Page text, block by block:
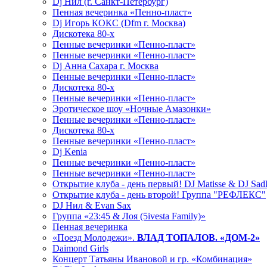
Пенная вечеринка «Пенно-пласт»
Dj Игорь КОКС (Dfm г. Москва)
Дискотека 80-х
Пенные вечеринки «Пенно-пласт»
Пенные вечеринки «Пенно-пласт»
Dj Анна Сахара г. Москва
Пенные вечеринки «Пенно-пласт»
Дискотека 80-х
Пенные вечеринки «Пенно-пласт»
Эротическое шоу «Ночные Амазонки»
Пенные вечеринки «Пенно-пласт»
Дискотека 80-х
Пенные вечеринки «Пенно-пласт»
Dj Kenia
Пенные вечеринки «Пенно-пласт»
Пенные вечеринки «Пенно-пласт»
Открытие клуба - день первый! DJ Matisse & DJ
Открытие клуба - день второй! Группа "РЕФЛЕКС"
DJ Нил & Evan Sax
Группа «23:45 & Лоя (5ivesta Family)»
Пенная вечеринка
«Поезд Молодежи». ВЛАД ТОПАЛОВ. «ДОМ-2»
Daimond Girls
Концерт Татьяны Ивановой и гр. «Комбинация»